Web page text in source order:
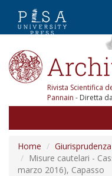
Rivista Scientifica
Pannain - Diretta
Home
Misure cautelari -
marzo 2016), Capasso